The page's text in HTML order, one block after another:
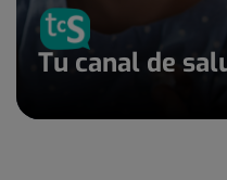
Tu canal de